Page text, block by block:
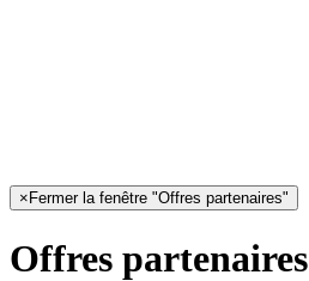
× Fermer la fenêtre "Offres partenaires"
Offres partenaires